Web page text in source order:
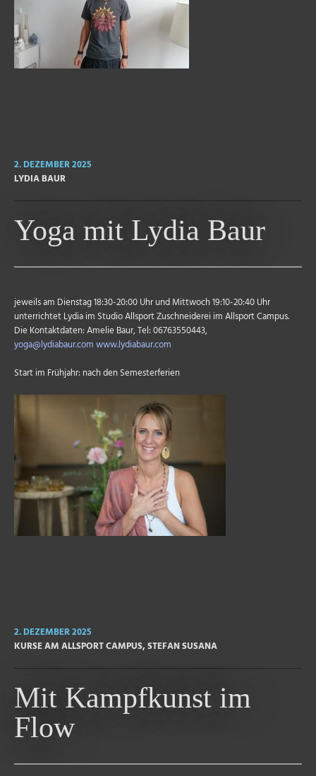
2. DEZEMBER 2025
LYDIA BAUR
Yoga mit Lydia Baur
jeweils am Dienstag 18:30-20:00 Uhr und Mittwoch 19:10-20:40 Uhr
unterrichtet Lydia im Studio Allsport Zuschneiderei im Allsport Campus.
Die Kontaktdaten: Amelie Baur, Tel: 06763550443,
yoga@lydiabaur.comwww.lydiabaur.com
Start im Frühjahr: nach den Semesterferien
2. DEZEMBER 2025
KURSE AM ALLSPORT CAMPUS,STEFAN SUSANA
Mit Kampfkunst im
Flow